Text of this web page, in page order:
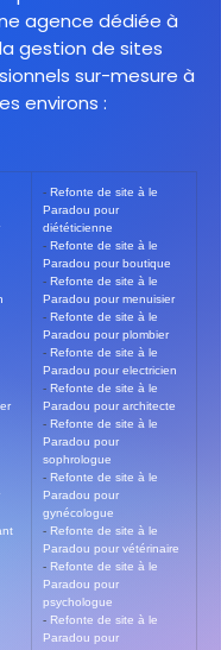
agence dédiée à
gestion de sites
sur-mesure à
environs :
- Refonte de site à le
Paradou pour
diététicienne
- Refonte de site à le
Paradou pour boutique
- Refonte de site à le
Paradou pour menuisier
- Refonte de site à le
Paradou pour plombier
- Refonte de site à le
Paradou pour electricien
- Refonte de site à le
Paradou pour architecte
- Refonte de site à le
Paradou pour
sophrologue
- Refonte de site à le
Paradou pour
gynécologue
- Refonte de site à le
Paradou pour vétérinaire
- Refonte de site à le
Paradou pour
psychologue
- Refonte de site à le
Paradou pour